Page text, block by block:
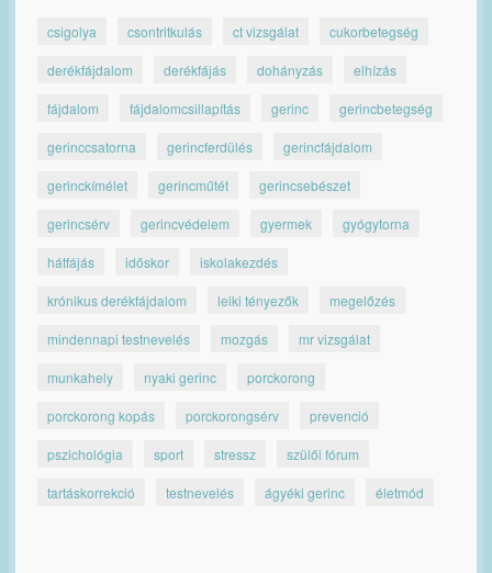
csigolya csontritkulás ct vizsgálat cukorbetegség
derékfájdalom derékfájás dohányzás elhízás
fájdalom fájdalomcsillapítás gerinc gerincbetegség
gerinccsatorna gerincferdülés gerincfájdalom
gerinckímélet gerincműtét gerincsebészet
gerincsérv gerincvédelem gyermek gyógytorna
hátfájás időskor iskolakezdés
krónikus derékfájdalom lelki tényezők megelőzés
mindennapi testnevelés mozgás mr vizsgálat
munkahely nyaki gerinc porckorong
porckorong kopás porckorongsérv prevenció
pszichológia sport stressz szülői fórum
tartáskorrekció testnevelés ágyéki gerinc életmód